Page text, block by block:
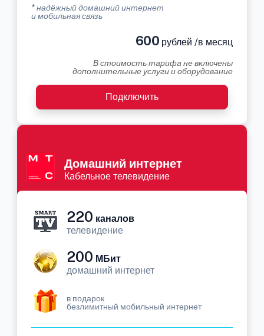
* надёжный домашний интернет
и мобильная связь
600 рублей /в месяц
В стоимость тарифа не включены
дополнительные услуги и оборудование
Подключить
Домашний интернет
Кабельное телевидение
220 каналов
телевидение
200 МБит
домашний интернет
в подарок
безлимитный мобильный интернет